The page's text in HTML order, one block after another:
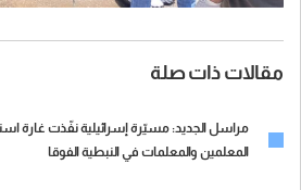
مقالات ذات صلة
مراسل الجديد: مسيّرة إسرائيلية نفّذت غارة
المعلمين والمعلمات في النبطية الفوقا